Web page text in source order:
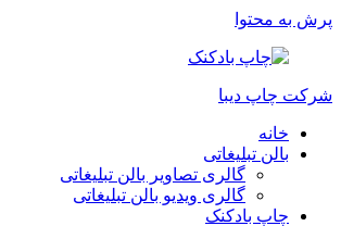
پرش به محتوا
شرکت چاپ دیبا
خانه
بالن تبلیغاتی
گالری تصاویر بالن تبلیغاتی
گالری ویدیو بالن تبلیغاتی
چاپ بادکنک